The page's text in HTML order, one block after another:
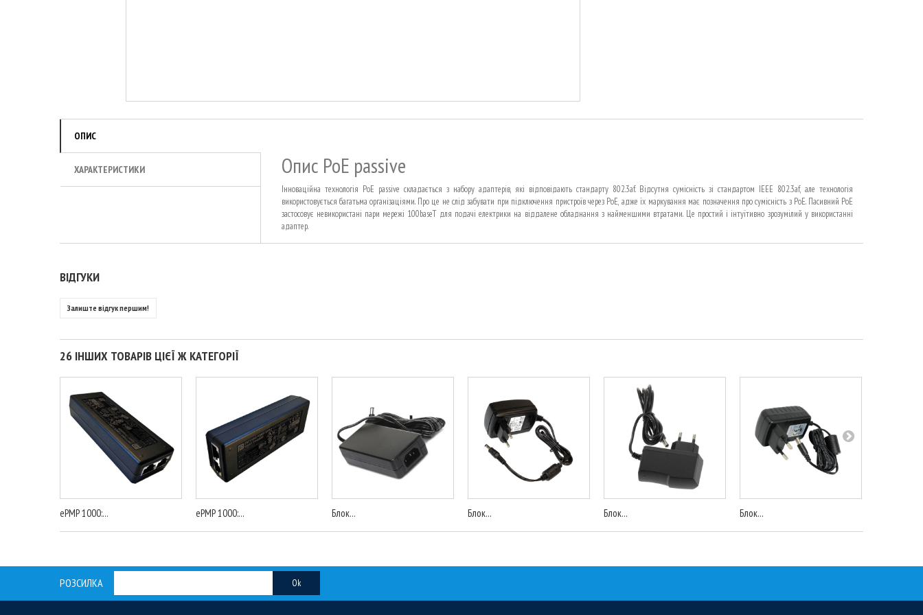
ОПИС
ХАРАКТЕРИСТИКИ Опис PoE passive
Інноваційна технологія PoE passive складається з набору адаптерів, які відповідають стандарту 802.3af. Відсутня сумісність зі стандартом IEEE 802.3af, але технологія
використовується багатьма організаціями. Про це не слід забувати при підключення пристроїв через PoE, адже їх маркування має позначення про сумісність з PoE. Пасивний PoE
застосовує невикористані пари мережі 100baseT для подачі електрики на віддалене обладнання з найменшими втратами. Це простий і інтуїтивно зрозумілий у використанні
адаптер.
ВІДГУКИ
Залиште відгук першим!
26 ІНШИХ ТОВАРІВ ЦІЄЇ Ж КАТЕГОРІЇ
ePMP 1000:... ePMP 1000:... Блок... Блок... Блок... Блок...
РОЗСИЛКА Ok